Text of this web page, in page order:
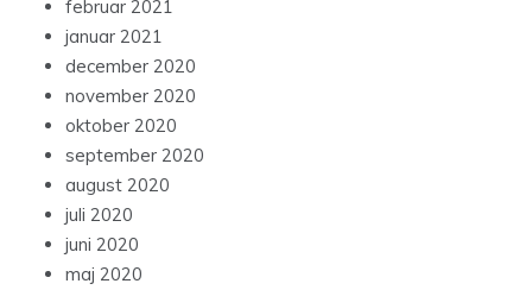
februar 2021
januar 2021
december 2020
november 2020
oktober 2020
september 2020
august 2020
juli 2020
juni 2020
maj 2020